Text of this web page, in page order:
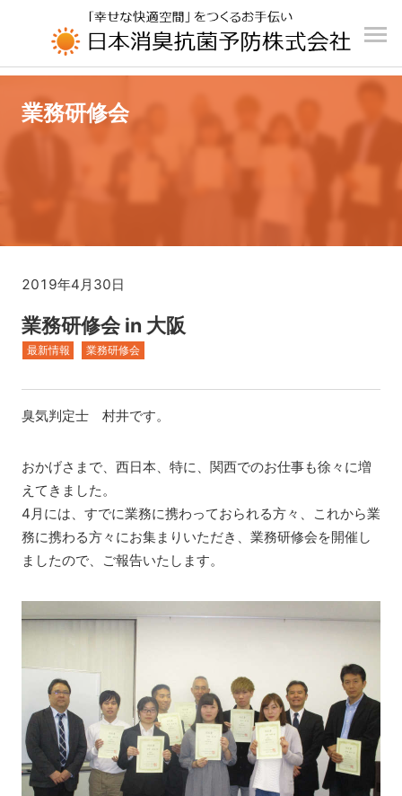
UA-196110426-1
業務研修会
2019年4月30日
業務研修会 in 大阪
最新情報 業務研修会
臭気判定士 村井です。
おかげさまで、西日本、特に、関西でのお仕事も徐々に増
えてきました。
4月には、すでに業務に携わっておられる方々、これから業
務に携わる方々にお集まりいただき、業務研修会を開催し
ましたので、ご報告いたします。